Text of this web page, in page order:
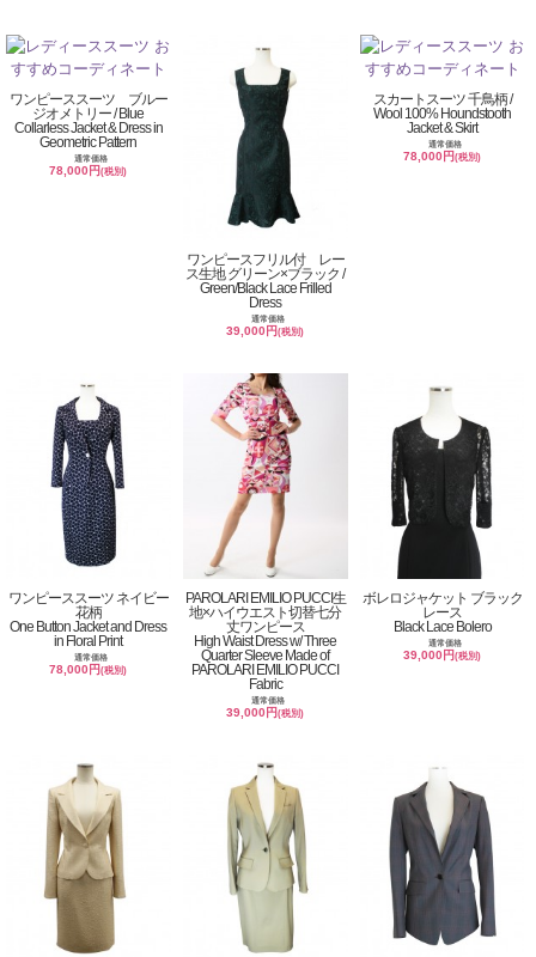
ワンピーススーツ ブルー
ジオメトリー / Blue
Collarless Jacket & Dress in
Geometric Pattern
通常価格
78,000円(税別)
ワンピースフリル付 レー
ス生地 グリーン×ブラック /
Green/Black Lace Frilled
Dress
通常価格
39,000円(税別)
スカートスーツ 千鳥柄 /
Wool 100% Houndstooth
Jacket & Skirt
通常価格
78,000円(税別)
ワンピーススーツ ネイビー
花柄
One Button Jacket and Dress
in Floral Print
通常価格
78,000円(税別)
PAROLARI EMILIO PUCCI生
地×ハイウエスト切替七分
丈ワンピース
High Waist Dress w/ Three
Quarter Sleeve Made of
PAROLARI EMILIO PUCCI
Fabric
通常価格
39,000円(税別)
ボレロジャケット ブラック
レース
Black Lace Bolero
通常価格
39,000円(税別)